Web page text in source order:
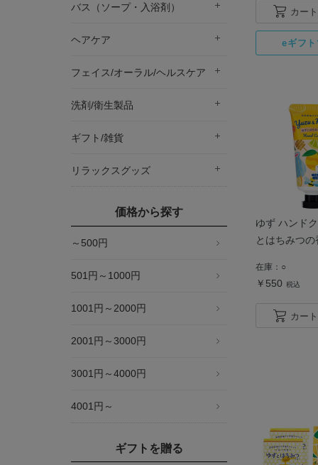
バス（ソープ・入浴剤）
ヘアケア
フェイス/オーラル/ヘルスケア
洗剤/衛生製品
ギフト/雑貨
リラックスグッズ
価格から探す
～500円
501円～1000円
1001円～2000円
2001円～3000円
3001円～4000円
4001円～
ギフトを贈る
カー
ゆず ハンド
とはちみつの
在庫： ○
￥550 税込
カー